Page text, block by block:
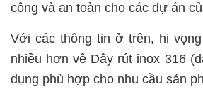
công và an toàn cho các dự án
Với các thông tin ở trên, hi
nhiều hơn về Dây rút inox 316
dụng phù hợp cho nhu cầu sản